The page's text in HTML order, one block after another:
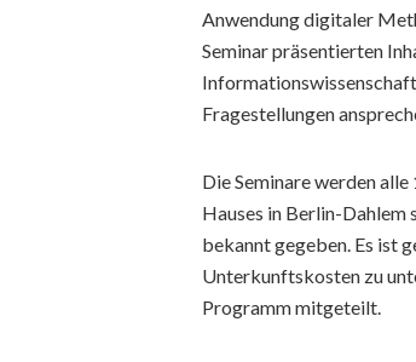
Anwendung digitaler
Seminar präsentierten
Fragestellungen
Die Seminare werden
Hauses in Berlin-
bekannt gegeben. Es ist
Unterkunftskosten zu
Programm mitgeteilt.